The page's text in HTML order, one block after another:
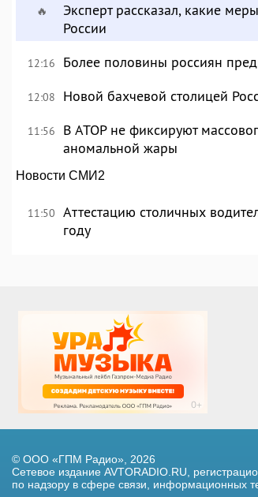
🔥
Эксперт рассказал, какие
России
12:16 Более половины россиян
12:08 Новой бахчевой столицей
11:56
В АТОР не фиксируют
аномальной жары
Новости СМИ2
11:50 Аттестацию столичных
году
© ООО «ГПМ Радио», 2026
Сетевое издание AVTORADIO.RU,
по надзору в сфере связи,
информационных